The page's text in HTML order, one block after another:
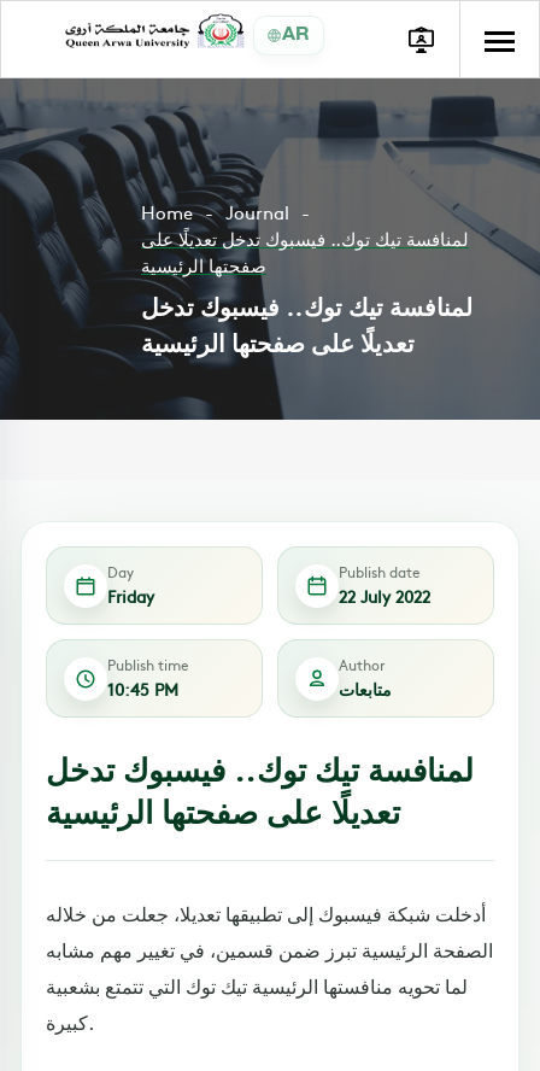
AR
Home
Journal
لمنافسة تيك توك.. فيسبوك تدخل تعديلًا على
صفحتها الرئيسية
لمنافسة تيك توك.. فيسبوك تدخل
تعديلًا على صفحتها الرئيسية
Day
Friday
Publish date
22 July 2022
Publish time
10:45 PM
Author
متابعات
لمنافسة تيك توك.. فيسبوك تدخل
تعديلًا على صفحتها الرئيسية
أدخلت شبكة فيسبوك إلى تطبيقها تعديلا، جعلت من خلاله
الصفحة الرئيسية تبرز ضمن قسمين، في تغيير مهم مشابه
لما تحويه منافستها الرئيسية تيك توك التي تتمتع بشعبية
كبيرة.